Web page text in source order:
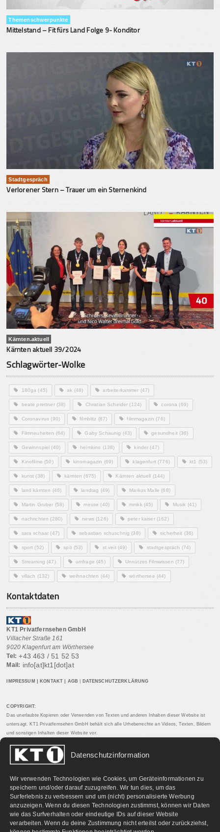
Datenschutzinformation
Wir verwenden Technologien wie Cookies, um Geräteinformationen zu
speichern und/oder darauf zuzugreifen. Wir tun dies, um das
Surferlebnis zu verbessern und um (nicht) personalisierte Werbung
anzuzeigen. Wenn du diesen Technologien zustimmst, können wir Daten
wie das Surfverhalten oder eindeutige IDs auf dieser Website
verarbeiten. Wenn du deine Zustimmung nicht erteilst oder zurückziehst,
Themenschwerpunkte
Mittelstand – Fit fürs Land Folge 9- Konditor
Stadtgespräch
Verlorener Stern – Trauer um ein Sternenkind
Kärnten.aktuell
Kärnten aktuell 39/2024
Schlagwörter-Wolke
180ga (45) ak (48) arbeiterkammer (47)
beate prettner(38) Christian Scheider (124) corona (69)
Coronavirus (90) filmblitz (87) filmmagazin (76)
Filmneuheiten (64) Gaby Schaunig (43) gesundheit(36)
Gewinnspiel (40) heimkino (138) kinder (47)
Kinofilme (50) kinomagazin (69) klagenfurt(776) kt1 (53)
kunst (38) kärnten (675) Kärnten aktuell (144)
land kärnten (46) landtag (49) Markus Malle (68)
Martin Gruber (58) messe (40) mmkk(45) Musik (41)
nachrichten (280) news(126) peter kaiser(162)
sara schaar (47) sebastian schuschnig (38) sicherheit (36)
sport (52) spö (53) st.veit(49) stadtgespräch (74)
Streaming (47) umfrage (45) Unnützes Filmwissen (77)
villach (132) weihnachten (44) wörthersee (44)
Kontaktdaten
KT1 Privatfernsehen GmbH
Villacher Straße 161
9020 Klagenfurt am Wörthersee
Tel: +43 463 / 51 52 53
Mail: info[at]kt1[dot]at
IMPRESSUM KONTAKT AGB DATENSCHUTZERKLÄRUNG
COPYRIGHT:
Das unerlaubte Kopieren oder Verwenden von Texten und anderen Inhalten dieser Website ist
untersagt. KT1 Privatfernsehen GmbH behält sich alle Urheberrechte an Videos, Texten, Bildern
und sonstigen Inhalten dieser Website vor.
PARTNERLINKS: